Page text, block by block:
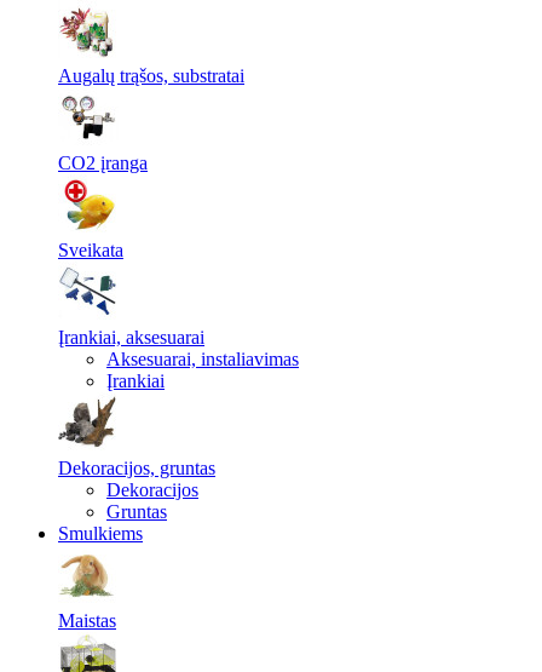
Augalų trąšos, substratai
CO2 įranga
Sveikata
Įrankiai, aksesuarai
Aksesuarai, instaliavimas
Įrankiai
Dekoracijos, gruntas
Dekoracijos
Gruntas
Smulkiems
Maistas